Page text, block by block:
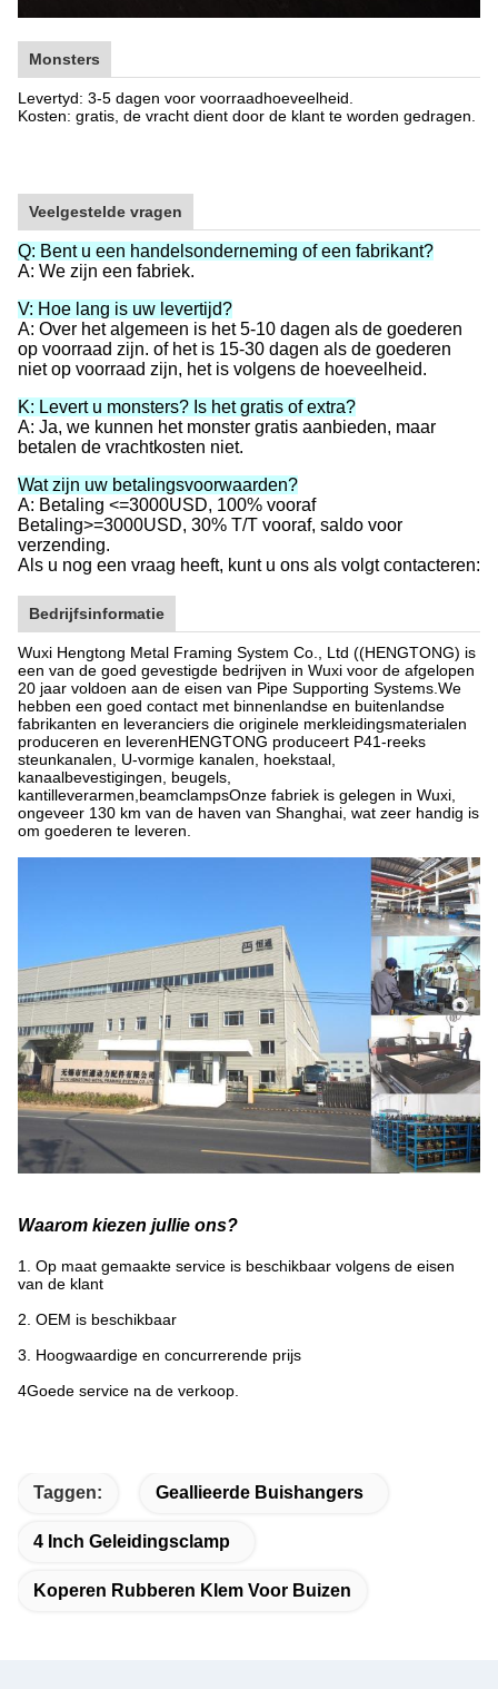
Monsters
Levertyd: 3-5 dagen voor voorraadhoeveelheid.
Kosten: gratis, de vracht dient door de klant te worden gedragen.
Veelgestelde vragen
Q: Bent u een handelsonderneming of een fabrikant?
A: We zijn een fabriek.
V: Hoe lang is uw levertijd?
A: Over het algemeen is het 5-10 dagen als de goederen
op voorraad zijn. of het is 15-30 dagen als de goederen
niet op voorraad zijn, het is volgens de hoeveelheid.
K: Levert u monsters? Is het gratis of extra?
A: Ja, we kunnen het monster gratis aanbieden, maar
betalen de vrachtkosten niet.
Wat zijn uw betalingsvoorwaarden?
A: Betaling <=3000USD, 100% vooraf
Betaling>=3000USD, 30% T/T vooraf, saldo voor
verzending.
Als u nog een vraag heeft, kunt u ons als volgt contacteren:
Bedrijfsinformatie
Wuxi Hengtong Metal Framing System Co., Ltd ((HENGTONG) is
een van de goed gevestigde bedrijven in Wuxi voor de afgelopen
20 jaar voldoen aan de eisen van Pipe Supporting Systems.We
hebben een goed contact met binnenlandse en buitenlandse
fabrikanten en leveranciers die originele merkleidingsmaterialen
produceren en leverenHENGTONG produceert P41-reeks
steunkanalen, U-vormige kanalen, hoekstaal,
kanaalbevestigingen, beugels,
kantilleverarmen,beamclampsOnze fabriek is gelegen in Wuxi,
ongeveer 130 km van de haven van Shanghai, wat zeer handig is
om goederen te leveren.
Waarom kiezen jullie ons?
1. Op maat gemaakte service is beschikbaar volgens de eisen
van de klant
2. OEM is beschikbaar
3. Hoogwaardige en concurrerende prijs
4Goede service na de verkoop.
Taggen: Geallieerde Buishangers
4 Inch Geleidingsclamp
Koperen Rubberen Klem Voor Buizen